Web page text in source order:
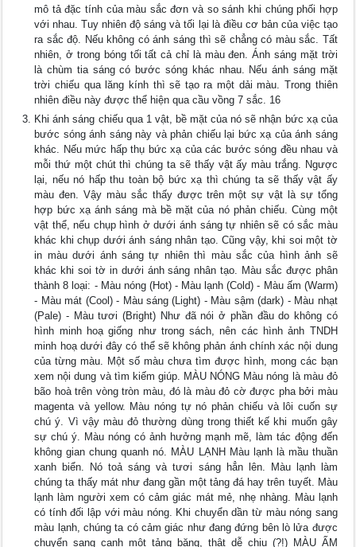
mô tả đặc tính của màu sắc đơn và so sánh khi chúng phối hợp
với nhau. Tuy nhiên độ sáng và tối lại là điều cơ bản của việc tạo
ra sắc độ. Nếu không có ánh sáng thì sẽ chẳng có màu sắc. Tất
nhiên, ở trong bóng tối tất cả chỉ là màu đen. Ánh sáng mặt trời
là chùm tia sáng có bước sóng khác nhau. Nếu ánh sáng mặt
trời chiếu qua lăng kính thì sẽ tạo ra một dải màu. Trong thiên
nhiên điều này được thể hiện qua cầu vồng 7 sắc. 16
Khi ánh sáng chiếu qua 1 vật, bề mặt của nó sẽ nhận bức xạ của
bước sóng ánh sáng này và phản chiếu lại bức xạ của ánh sáng
khác. Nếu mức hấp thụ bức xạ của các bước sóng đều nhau và
mỗi thứ một chút thì chúng ta sẽ thấy vật ấy màu trắng. Ngược
lại, nếu nó hấp thu toàn bộ bức xạ thì chúng ta sẽ thấy vật ấy
màu đen. Vậy màu sắc thấy được trên một sự vật là sự tổng
hợp bức xạ ánh sáng mà bề mặt của nó phản chiếu. Cùng một
vật thể, nếu chụp hình ở dưới ánh sáng tự nhiên sẽ có sắc màu
khác khi chụp dưới ánh sáng nhân tạo. Cũng vậy, khi soi một tờ
in màu dưới ánh sáng tự nhiên thì màu sắc của hình ảnh sẽ
khác khi soi tờ in dưới ánh sáng nhân tạo. Màu sắc được phân
thành 8 loại: - Màu nóng (Hot) - Màu lạnh (Cold) - Màu ấm (Warm)
- Màu mát (Cool) - Màu sáng (Light) - Màu sậm (dark) - Màu nhạt
(Pale) - Màu tươi (Bright) Như đã nói ở phần đầu do không có
hình minh hoạ giống như trong sách, nên các hình ảnh TNDH
minh hoạ dưới đây có thể sẽ không phản ánh chính xác nội dung
của từng màu. Một số màu chưa tìm được hình, mong các bạn
xem nội dung và tìm kiếm giúp. MÀU NÓNG Màu nóng là màu đỏ
bão hoà trên vòng tròn màu, đó là màu đỏ cờ được pha bởi màu
magenta và yellow. Màu nóng tự nó phản chiếu và lôi cuốn sự
chú ý. Vì vậy màu đỏ thường dùng trong thiết kế khi muốn gây
sự chú ý. Màu nóng có ảnh hưởng mạnh mẽ, làm tác động đến
không gian chung quanh nó. MÀU LẠNH Màu lạnh là mầu thuần
xanh biển. Nó toả sáng và tươi sáng hẳn lên. Màu lạnh làm
chúng ta thấy mát như đang gần một tảng đá hay trên tuyết. Màu
lạnh làm người xem có cảm giác mát mẻ, nhẹ nhàng. Màu lạnh
có tính đối lập với màu nóng. Khi chuyển dần từ màu nóng sang
màu lạnh, chúng ta có cảm giác như đang đứng bên lò lửa được
chuyển sang cạnh một tảng băng, thật dễ chịu (?!) MÀU ẤM